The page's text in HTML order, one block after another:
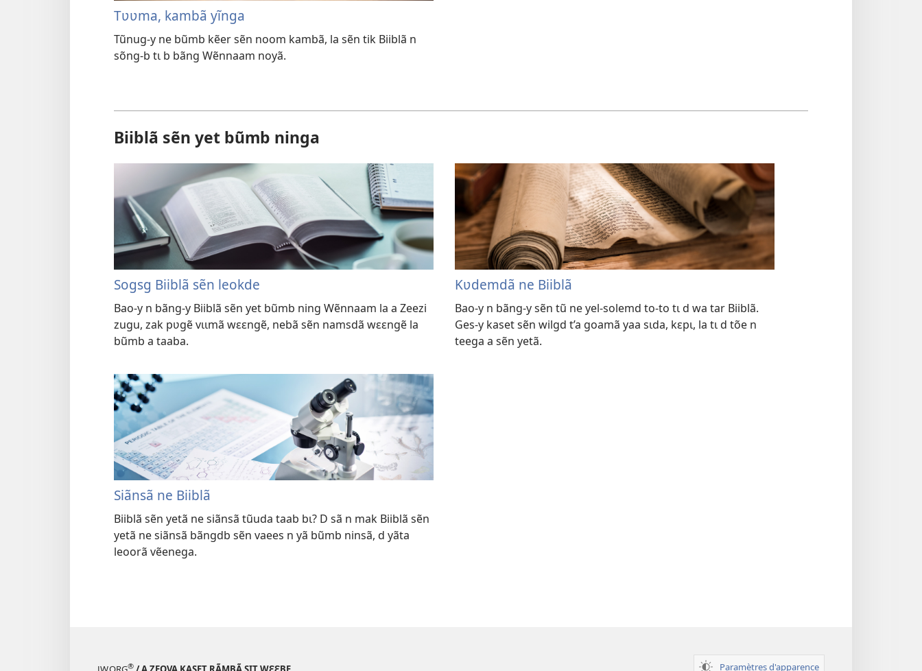
Tʋʋma, kambã yĩnga
Tũnug-y ne bũmb kẽer sẽn noom kambã, la sẽn tik Biiblã n
sõng-b tɩ b bãng Wẽnnaam noyã.
Biiblã sẽn yet bũmb ninga
Sogsg Biiblã sẽn leokde
Bao-y n bãng-y Biiblã sẽn yet bũmb ning Wẽnnaam la a Zeezi
zugu, zak pʋgẽ vɩɩmã wɛɛngẽ, nebã sẽn namsdã wɛɛngẽ la
bũmb a taaba.
Kʋdemdã ne Biiblã
Bao-y n bãng-y sẽn tũ ne yel-solemd to-to tɩ d wa tar Biiblã.
Ges-y kaset sẽn wilgd t’a goamã yaa sɩda, kɛpɩ, la tɩ d tõe n
teega a sẽn yetã.
Siãnsã ne Biiblã
Biiblã sẽn yetã ne siãnsã tũuda taab bɩ? D sã n mak Biiblã sẽn
yetã ne siãnsã bãngdb sẽn vaees n yã bũmb ninsã, d yãta
leoorã vẽenega.
® Paramètres d'apparence